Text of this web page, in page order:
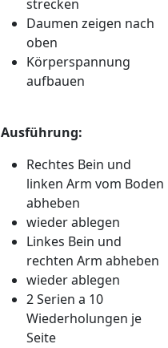
strecken
Daumen zeigen nach
oben
Körperspannung
aufbauen
Ausführung:
Rechtes Bein und
linken Arm vom Boden
abheben
wieder ablegen
Linkes Bein und
rechten Arm abheben
wieder ablegen
2 Serien a 10
Wiederholungen je
Seite